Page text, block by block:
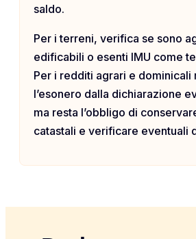
saldo.
Per i terreni, verifica se sono
edificabili o esenti IMU come
Per i redditi agrari e dominicali
l’esonero dalla dichiarazione
ma resta l’obbligo di
catastali e verificare eventuali